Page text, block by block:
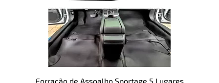
Forração de Assoalho Sportage 5 Lugares